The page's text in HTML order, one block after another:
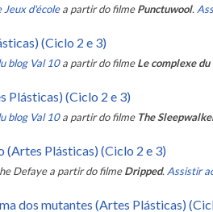
Jeux d'école a partir do filme Punctuwool.
(Ciclo 2 e 3)
blog Val 10 a partir do filme Le complexe
Plásticas) (Ciclo 2 e 3)
blog Val 10 a partir do filme The
(Artes Plásticas) (Ciclo 2 e 3)
Defaye a partir do filme Dripped. Assistir
dos mutantes (Artes Plásticas)